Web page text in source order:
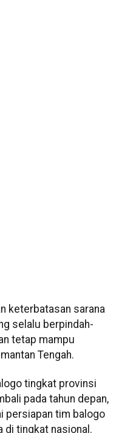
keterbatasan sarana
selalu berpindah-
tetap mampu
Tengah.
tingkat provinsi
pada tahun depan,
persiapan tim balogo
di tingkat nasional.